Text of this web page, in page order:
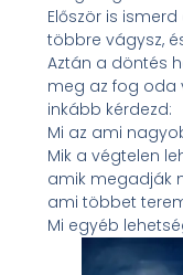
Először is
többre vágysz,
Aztán a döntés
meg az fog oda
inkább kérdezd:
Mi az ami
Mik a végtelen
amik megadják
ami többet
Mi egyéb